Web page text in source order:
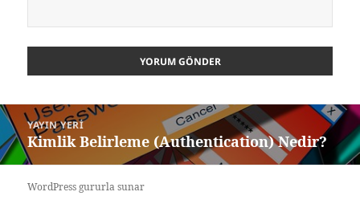
Yazı
gezinmesi
YAYIN YERI
Kimlik Belirleme (Authentication) Nedir?
WordPress gururla sunar